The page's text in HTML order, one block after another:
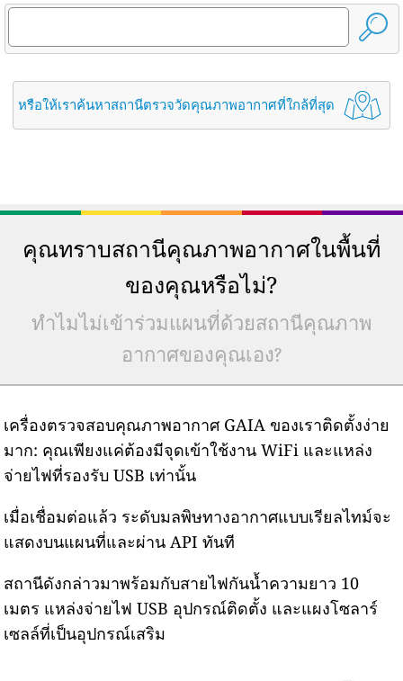
หรือให้เราค้นหาสถานีตรวจวัดคุณภาพอากาศที่ใกล้ที่สุด
คุณทราบสถานีคุณภาพอากาศในพื้นที่
ของคุณหรือไม่?
ทำไมไม่เข้าร่วมแผนที่ด้วยสถานีคุณภาพ
อากาศของคุณเอง?
เครื่องตรวจสอบคุณภาพอากาศ GAIA ของเราติดตั้งง่าย
มาก: คุณเพียงแค่ต้องมีจุดเข้าใช้งาน WiFi และแหล่ง
จ่ายไฟที่รองรับ USB เท่านั้น
เมื่อเชื่อมต่อแล้ว ระดับมลพิษทางอากาศแบบเรียลไทม์จะ
แสดงบนแผนที่และผ่าน API ทันที
สถานีดังกล่าวมาพร้อมกับสายไฟกันน้ำความยาว 10
เมตร แหล่งจ่ายไฟ USB อุปกรณ์ติดตั้ง และแผงโซลาร์
เซลล์ที่เป็นอุปกรณ์เสริม